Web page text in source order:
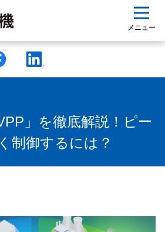
メニュー
」を徹底解説！ピー
制御するには？